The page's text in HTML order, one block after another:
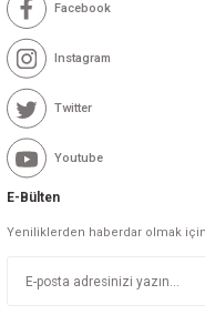
Facebook
Instagram
Twitter
Youtube
E-Bülten
Yeniliklerden haberdar olmak